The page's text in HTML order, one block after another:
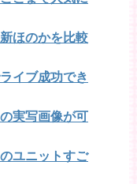
ほのかを比較
イブ成功でき
実写画像が可
ユニットすご